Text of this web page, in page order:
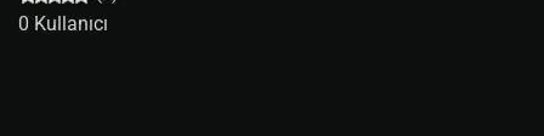
0 Kullanıcı